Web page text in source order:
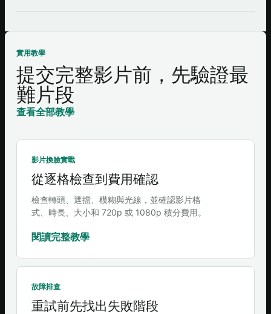
實用教學
提交完整影片前，先驗證最
難片段
查看全部教學
影片換臉實戰
從逐格檢查到費用確認
檢查轉頭、遮擋、模糊與光線，並確認影片格
式、時長、大小和 720p 或 1080p 積分費用。
閱讀完整教學
故障排查
重試前先找出失敗階段